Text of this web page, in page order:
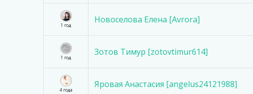
1 год
Новоселова Елена [Avrora]
1 год
Зотов Тимур [zotovtimur614]
4 года
Яровая Анастасия [angelus24121988]